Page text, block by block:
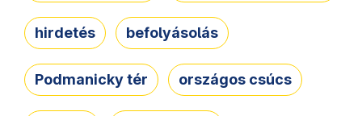
hirdetés befolyásolás
Podmanicky tér országos csúcs